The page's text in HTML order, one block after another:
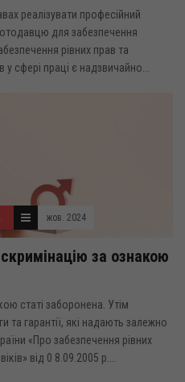
реалізувати професійний
для забезпечення
рівних прав та
сфері праці є надзвичайно...
населення жов. 2024
за ознакою
статі заборонена. Утім
та гарантії, які надають залежно
«Про забезпечення рівних
від 0 8.09.2005 р....